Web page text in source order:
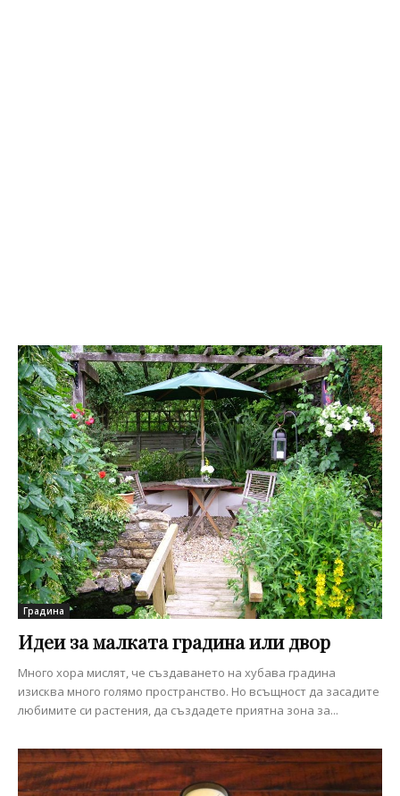
Градина
Идеи за малката градина или двор
Много хора мислят, че създаването на хубава градина
изисква много голямо пространство. Но всъщност да засадите
любимите си растения, да създадете приятна зона за...